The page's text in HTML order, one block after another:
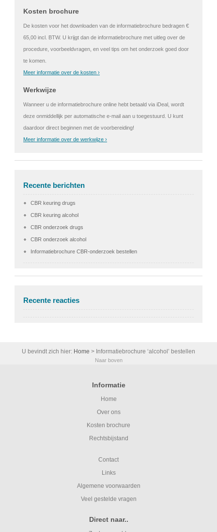
Kosten brochure
De kosten voor het downloaden van de informatiebrochure bedragen €
65,00 incl. BTW. U krijgt dan de informatiebrochure met uitleg over de
procedure, voorbeeldvragen, en veel tips om het onderzoek goed door
te komen.
Meer informatie over de kosten ›
Werkwijze
Wanneer u de informatiebrochure online hebt betaald via iDeal, wordt
deze onmiddellijk per automatische e-mail aan u toegestuurd. U kunt
daardoor direct beginnen met de voorbereiding!
Meer informatie over de werkwijze ›
Recente berichten
CBR keuring drugs
CBR keuring alcohol
CBR onderzoek drugs
CBR onderzoek alcohol
Informatiebrochure CBR-onderzoek bestellen
Recente reacties
U bevindt zich hier: Home > Informatiebrochure ‘alcohol’ bestellen
Naar boven
Informatie
Home
Over ons
Kosten brochure
Rechtsbijstand
Contact
Links
Algemene voorwaarden
Veel gestelde vragen
Direct naar..